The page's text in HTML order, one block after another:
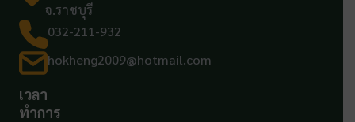
จ.ราชบุรี
032-211-932
hokheng2009@hotmail.com
เวลา
ทำการ